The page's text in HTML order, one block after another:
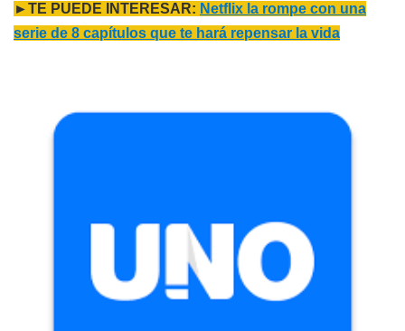
►TE PUEDE INTERESAR: Netflix la rompe con una
serie de 8 capítulos que te hará repensar la vida